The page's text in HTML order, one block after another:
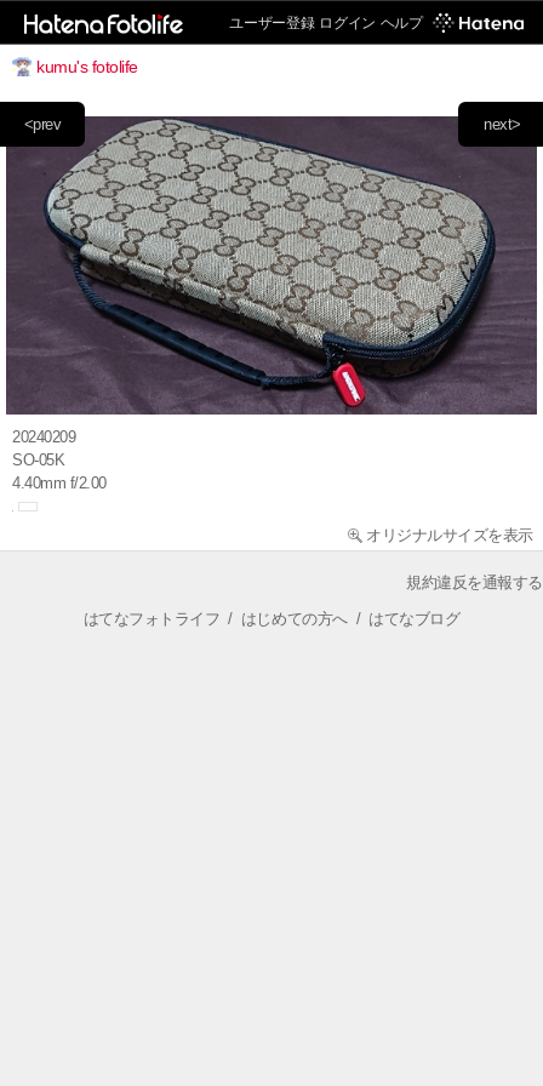
ユーザー登録 ログイン ヘルプ
kumu's fotolife
next>
<prev
20240209
SO-05K
4.40mm f/2.00
オリジナルサイズを表示
規約違反を通報する
はてなフォトライフ / はじめての方へ/ はてなブログ